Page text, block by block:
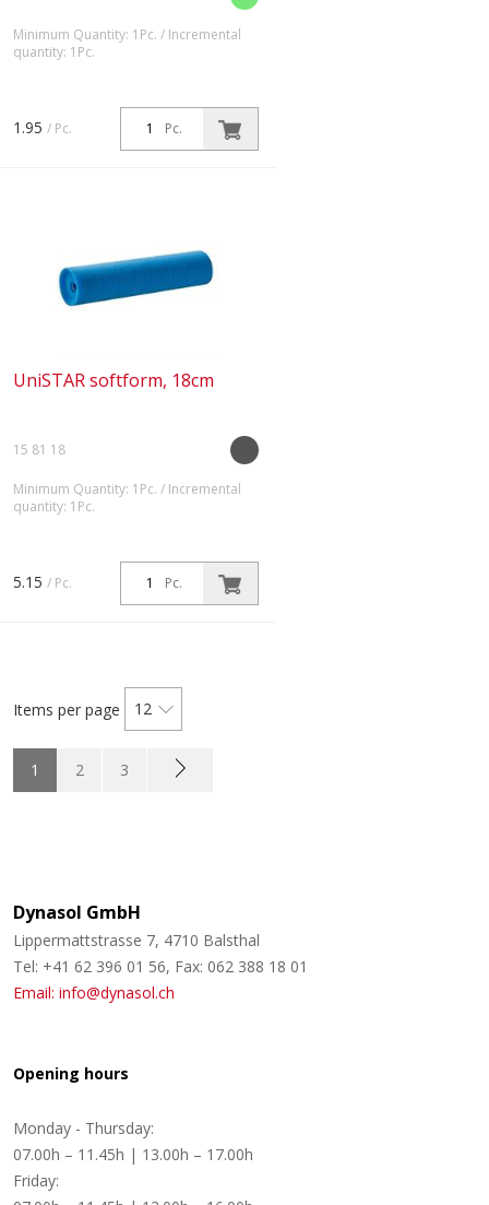
Minimum Quantity: 1Pc. / Incremental
quantity: 1Pc.
Pc.
1.95 / Pc.
UniSTAR softform, 18cm
15 81 18
Minimum Quantity: 1Pc. / Incremental
quantity: 1Pc.
nach innen. Besonders geeignet
für grössere Flächen.
Pc.
5.15 / Pc.
Items per page 12
1 2 3
Dynasol GmbH
Lippermattstrasse 7, 4710 Balsthal
Tel: +41 62 396 01 56, Fax: 062 388 18 01
Email: info@dynasol.ch
Opening hours
Monday - Thursday:
07.00h – 11.45h | 13.00h – 17.00h
Friday: